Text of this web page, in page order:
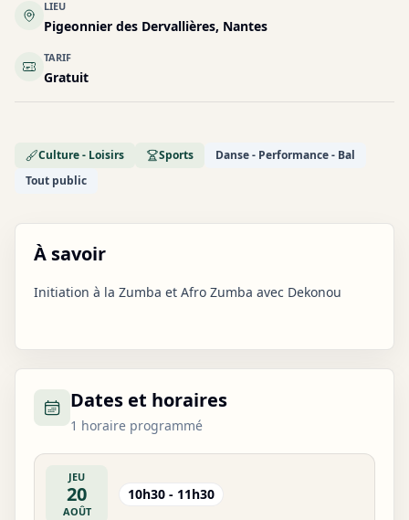
LIEU
Pigeonnier des Dervallières, Nantes
TARIF
Gratuit
Culture - Loisirs Sports
Danse - Performance - Bal
Tout public
À savoir
Initiation à la Zumba et Afro Zumba avec Dekonou
Dates et horaires
1 horaire programmé
JEU
20
AOÛT
10h30 - 11h30